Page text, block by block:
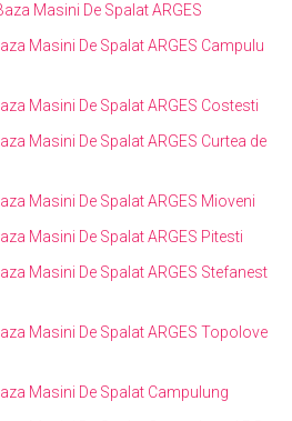
Masini De Spalat ARGES
Masini De Spalat ARGES Campulu
Masini De Spalat ARGES Costesti
Masini De Spalat ARGES Curtea de
Masini De Spalat ARGES Mioveni
Masini De Spalat ARGES Pitesti
Masini De Spalat ARGES Stefanest
Masini De Spalat ARGES Topolove
Masini De Spalat Campulung